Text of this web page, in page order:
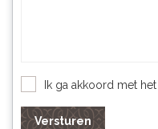
Ik ga akkoord met het
Versturen